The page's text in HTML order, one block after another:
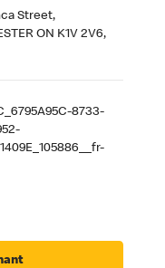
Street,
ON K1V 2V6,
8733-